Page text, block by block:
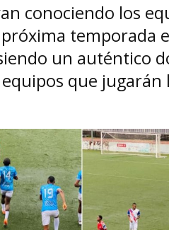
conociendo los
temporada
un auténtico
que jugarán